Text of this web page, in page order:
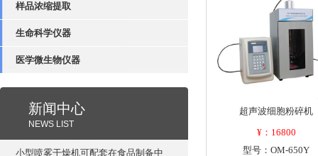
样品浓缩提取
生命科学仪器
医学微生物仪器
新闻中心
NEWS LIST
小型喷雾干燥机可配套在食品制备中
超声波细胞粉碎机
¥：16800
型号：OM-650Y